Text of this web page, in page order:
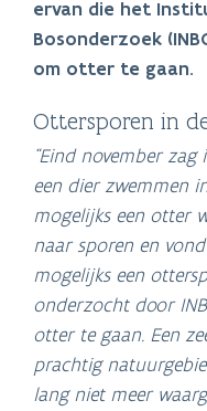
ervan die het
Bosonderzoek
om otter te gaan.
Ottersporen in
“Eind november
een dier zwemmen
mogelijks een otter
naar sporen en
mogelijks een
onderzocht door
otter te gaan. Een
prachtig
lang niet meer